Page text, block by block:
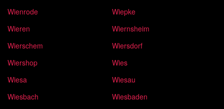
Wienrode
Wiepke
Wieren
Wiernsheim
Wierschem
Wiersdorf
Wiershop
Wies
Wiesa
Wiesau
Wiesbach
Wiesbaden